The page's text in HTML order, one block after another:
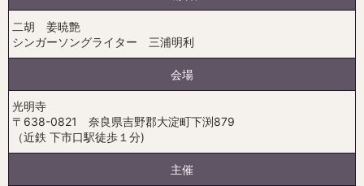
二胡 姜暁艶
シンガーソングライター 三浦明利
会場
光明寺
〒638-0821 奈良県吉野郡大淀町下渕879
（近鉄 下市口駅徒歩１分)
主催